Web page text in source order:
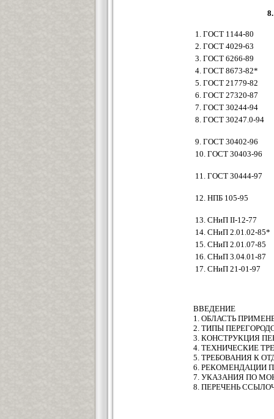
1. ГОСТ 1144-80
2. ГОСТ 4029-63
3. ГОСТ 6266-89
4. ГОСТ 8673-82*
5. ГОСТ 21779-82
6. ГОСТ 27320-87
7. ГОСТ 30244-94
8. ГОСТ 30247.0-94
9. ГОСТ 30402-96
10. ГОСТ 30403-96
11. ГОСТ 30444-97
12. НПБ 105-95
13. СНиП II-12-77
14. СНиП 2.01.02-85*
15. СНиП 2.01.07-85
16. СНиП 3.04.01-87
17. СНиП 21-01-97
ВВЕДЕНИЕ
1. ОБЛАСТЬ
2. ТИПЫ
3. КОНСТРУКЦИЯ
4. ТЕХНИЧЕСКИЕ
5. ТРЕБОВАНИЯ К
6. РЕКОМЕНДАЦИИ
7. УКАЗАНИЯ ПО
8. ПЕРЕЧЕНЬ